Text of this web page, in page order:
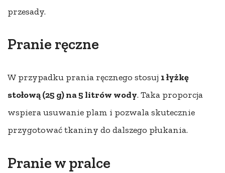
przesady.
Pranie ręczne
W przypadku prania ręcznego stosuj 1 łyżkę
stołową (25 g) na 5 litrów wody. Taka proporcja
wspiera usuwanie plam i pozwala skutecznie
przygotować tkaniny do dalszego płukania.
Pranie w pralce